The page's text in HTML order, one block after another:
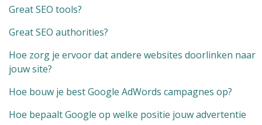
Great SEO tools?
Great SEO authorities?
Hoe zorg je ervoor dat andere websites doorlinken naar
jouw site?
Hoe bouw je best Google AdWords campagnes op?
Hoe bepaalt Google op welke positie jouw advertentie